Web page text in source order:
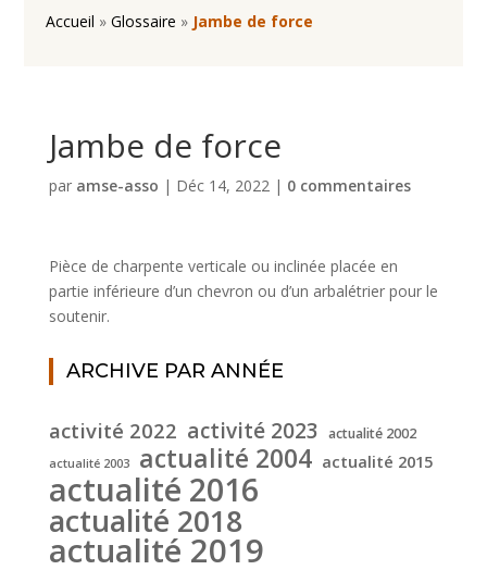
Accueil »Glossaire » Jambe de force
Jambe de force
par amse-asso | Déc 14, 2022| 0 commentaires
Pièce de charpente verticale ou inclinée placée en
partie inférieure d’un chevron ou d’un arbalétrier pour le
soutenir.
ARCHIVE PAR ANNÉE
activité 2022 activité 2023 actualité 2002
actualité 2003 actualité 2004 actualité 2015
actualité 2016
actualité 2018
actualité 2019